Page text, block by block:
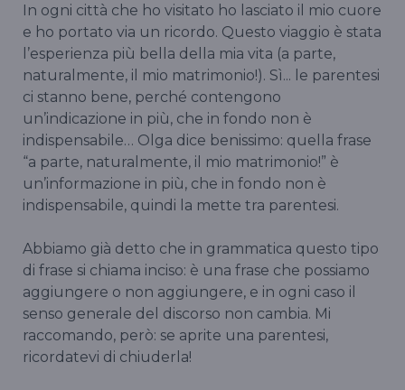
In ogni città che ho visitato ho lasciato il mio cuore
e ho portato via un ricordo. Questo viaggio è stata
l’esperienza più bella della mia vita (a parte,
naturalmente, il mio matrimonio!). Sì... le parentesi
ci stanno bene, perché contengono
un’indicazione in più, che in fondo non è
indispensabile… Olga dice benissimo: quella frase
“a parte, naturalmente, il mio matrimonio!” è
un’informazione in più, che in fondo non è
indispensabile, quindi la mette tra parentesi.
Abbiamo già detto che in grammatica questo tipo
di frase si chiama inciso: è una frase che possiamo
aggiungere o non aggiungere, e in ogni caso il
senso generale del discorso non cambia. Mi
raccomando, però: se aprite una parentesi,
ricordatevi di chiuderla!